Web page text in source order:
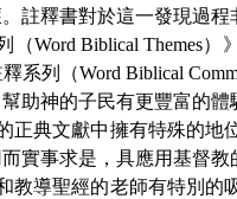
註釋書對於這一發現過
（Word Biblical Themes
系列（Word Biblical
助神的子民有更豐富的體
正典文獻中擁有特殊的地
實事求是，具應用基督教
教導聖經的老師有特別